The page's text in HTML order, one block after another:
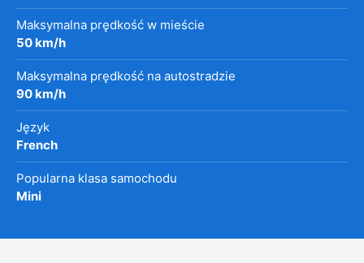
Maksymalna prędkość w mieście
50 km/h
Maksymalna prędkość na autostradzie
90 km/h
Język
French
Popularna klasa samochodu
Mini